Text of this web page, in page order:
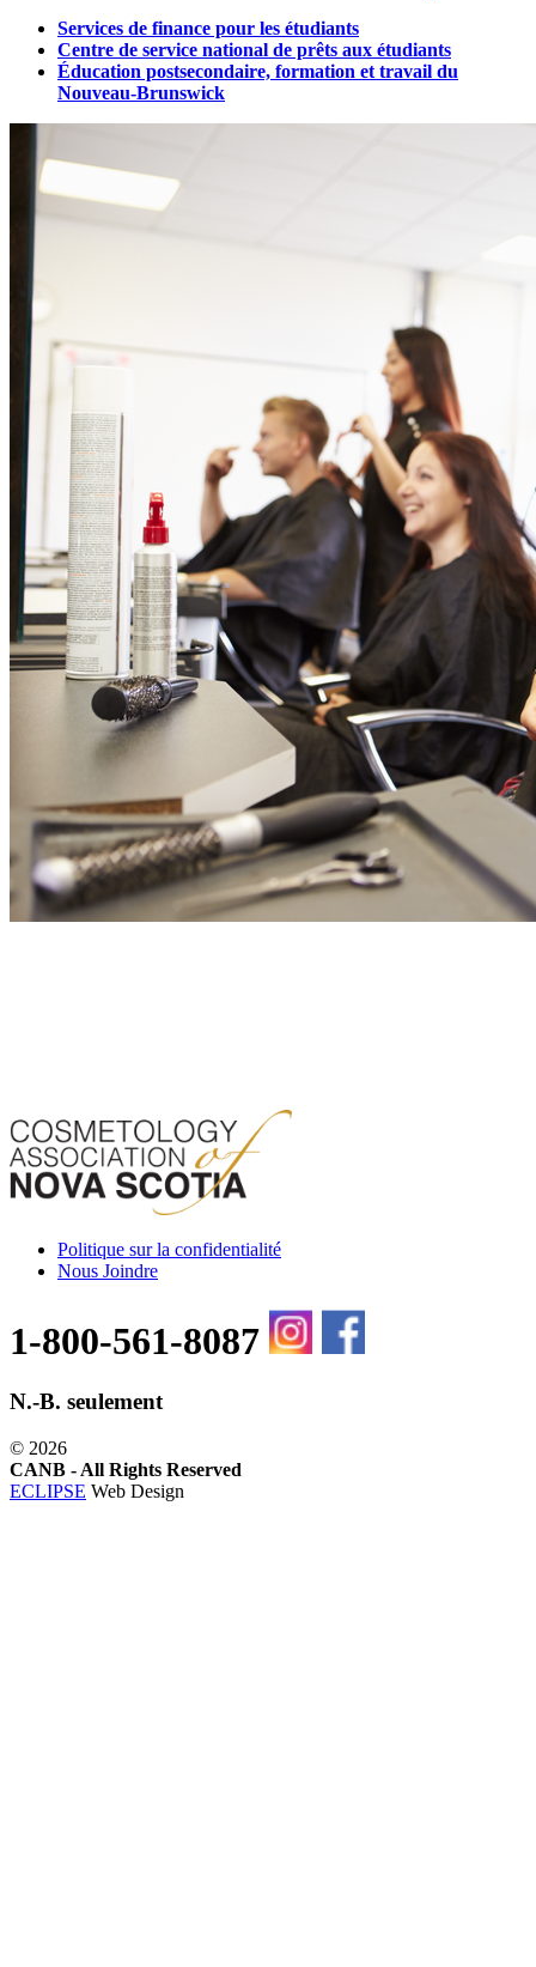
Services de finance pour les étudiants
Centre de service national de prêts aux étudiants
Éducation postsecondaire, formation et travail du
Nouveau-Brunswick
Politique sur la confidentialité
Nous Joindre
1-800-561-8087
N.-B. seulement
© 2026
CANB - All Rights Reserved
ECLIPSE Web Design